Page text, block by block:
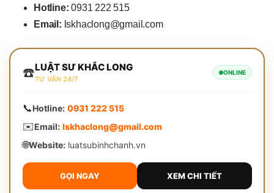
Hotline: 0931 222 515
Email: lskhaclong@gmail.com
☎️LUẬT SƯ KHẮC LONG
TƯ VẤN 24/7
ONLINE
📞Hotline: 0931 222 515
✉️Email: lskhaclong@gmail.com
🌐Website:luatsubinhchanh.vn
GỌI NGAY XEM CHI TIẾT